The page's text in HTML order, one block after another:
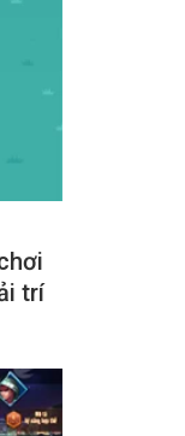
trí